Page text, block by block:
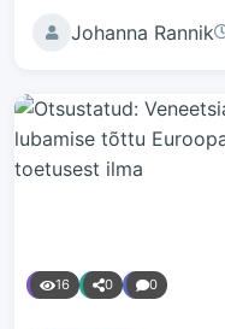
Johanna Rannik
16 0 0